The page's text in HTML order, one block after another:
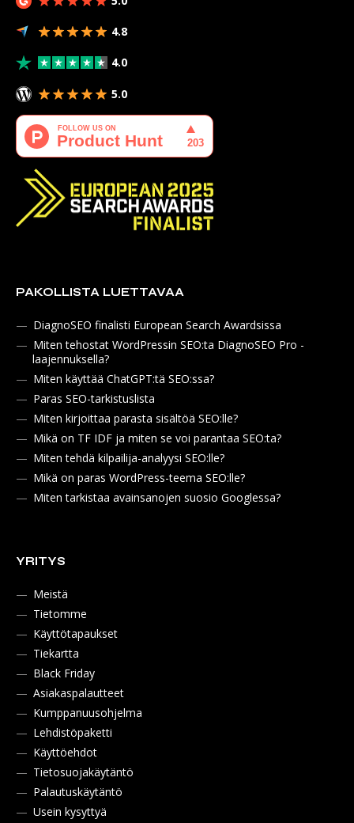
4.8
4.0
5.0
PAKOLLISTA LUETTAVAA
DiagnoSEO finalisti European Search Awardsissa
Miten tehostat WordPressin SEO:ta DiagnoSEO Pro -
laajennuksella?
Miten käyttää ChatGPT:tä SEO:ssa?
Paras SEO-tarkistuslista
Miten kirjoittaa parasta sisältöä SEO:lle?
Mikä on TF IDF ja miten se voi parantaa SEO:ta?
Miten tehdä kilpailija-analyysi SEO:lle?
Mikä on paras WordPress-teema SEO:lle?
Miten tarkistaa avainsanojen suosio Googlessa?
YRITYS
Meistä
Tietomme
Käyttötapaukset
Tiekartta
Black Friday
Asiakaspalautteet
Kumppanuusohjelma
Lehdistöpaketti
Käyttöehdot
Tietosuojakäytäntö
Palautuskäytäntö
Usein kysyttyä